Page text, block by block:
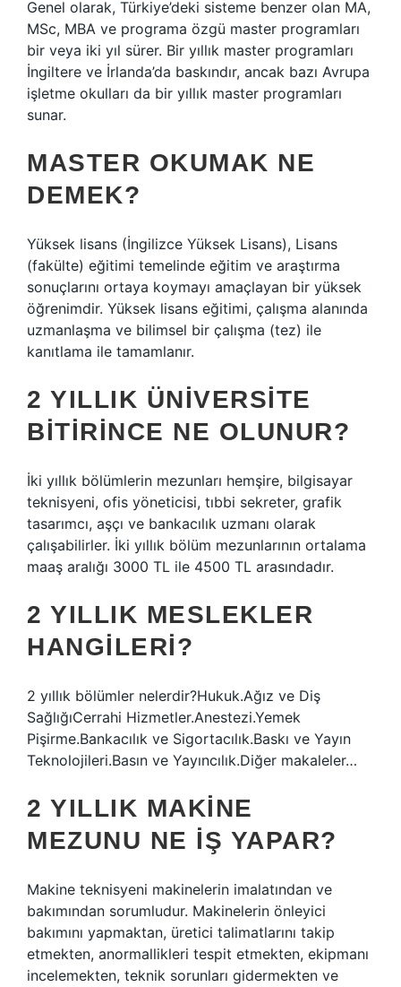
Genel olarak, Türkiye’deki sisteme benzer olan MA,
MSc, MBA ve programa özgü master programları
bir veya iki yıl sürer. Bir yıllık master programları
İngiltere ve İrlanda’da baskındır, ancak bazı Avrupa
işletme okulları da bir yıllık master programları
sunar.
MASTER OKUMAK NE
DEMEK?
Yüksek lisans (İngilizce Yüksek Lisans), Lisans
(fakülte) eğitimi temelinde eğitim ve araştırma
sonuçlarını ortaya koymayı amaçlayan bir yüksek
öğrenimdir. Yüksek lisans eğitimi, çalışma alanında
uzmanlaşma ve bilimsel bir çalışma (tez) ile
kanıtlama ile tamamlanır.
2 YILLIK ÜNIVERSITE
BITIRINCE NE OLUNUR?
İki yıllık bölümlerin mezunları hemşire, bilgisayar
teknisyeni, ofis yöneticisi, tıbbi sekreter, grafik
tasarımcı, aşçı ve bankacılık uzmanı olarak
çalışabilirler. İki yıllık bölüm mezunlarının ortalama
maaş aralığı 3000 TL ile 4500 TL arasındadır.
2 YILLIK MESLEKLER
HANGILERI?
2 yıllık bölümler nelerdir?Hukuk.Ağız ve Diş
SağlığıCerrahi Hizmetler.Anestezi.Yemek
Pişirme.Bankacılık ve Sigortacılık.Baskı ve Yayın
Teknolojileri.Basın ve Yayıncılık.Diğer makaleler…
2 YILLIK MAKINE
MEZUNU NE IŞ YAPAR?
Makine teknisyeni makinelerin imalatından ve
bakımından sorumludur. Makinelerin önleyici
bakımını yapmaktan, üretici talimatlarını takip
etmekten, anormallikleri tespit etmekten, ekipmanı
incelemekten, teknik sorunları gidermekten ve